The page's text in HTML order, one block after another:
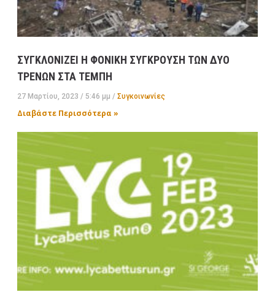
ΣΥΓΚΛΟΝΙΖΕΙ Η ΦΟΝΙΚΗ ΣΥΓΚΡΟΥΣΗ ΤΩΝ ΔΥΟ
ΤΡΕΝΩΝ ΣΤΑ ΤΕΜΠΗ
27 Μαρτίου, 2023 5:46 μμ Συγκοινωνίες
Διαβάστε Περισσότερα »